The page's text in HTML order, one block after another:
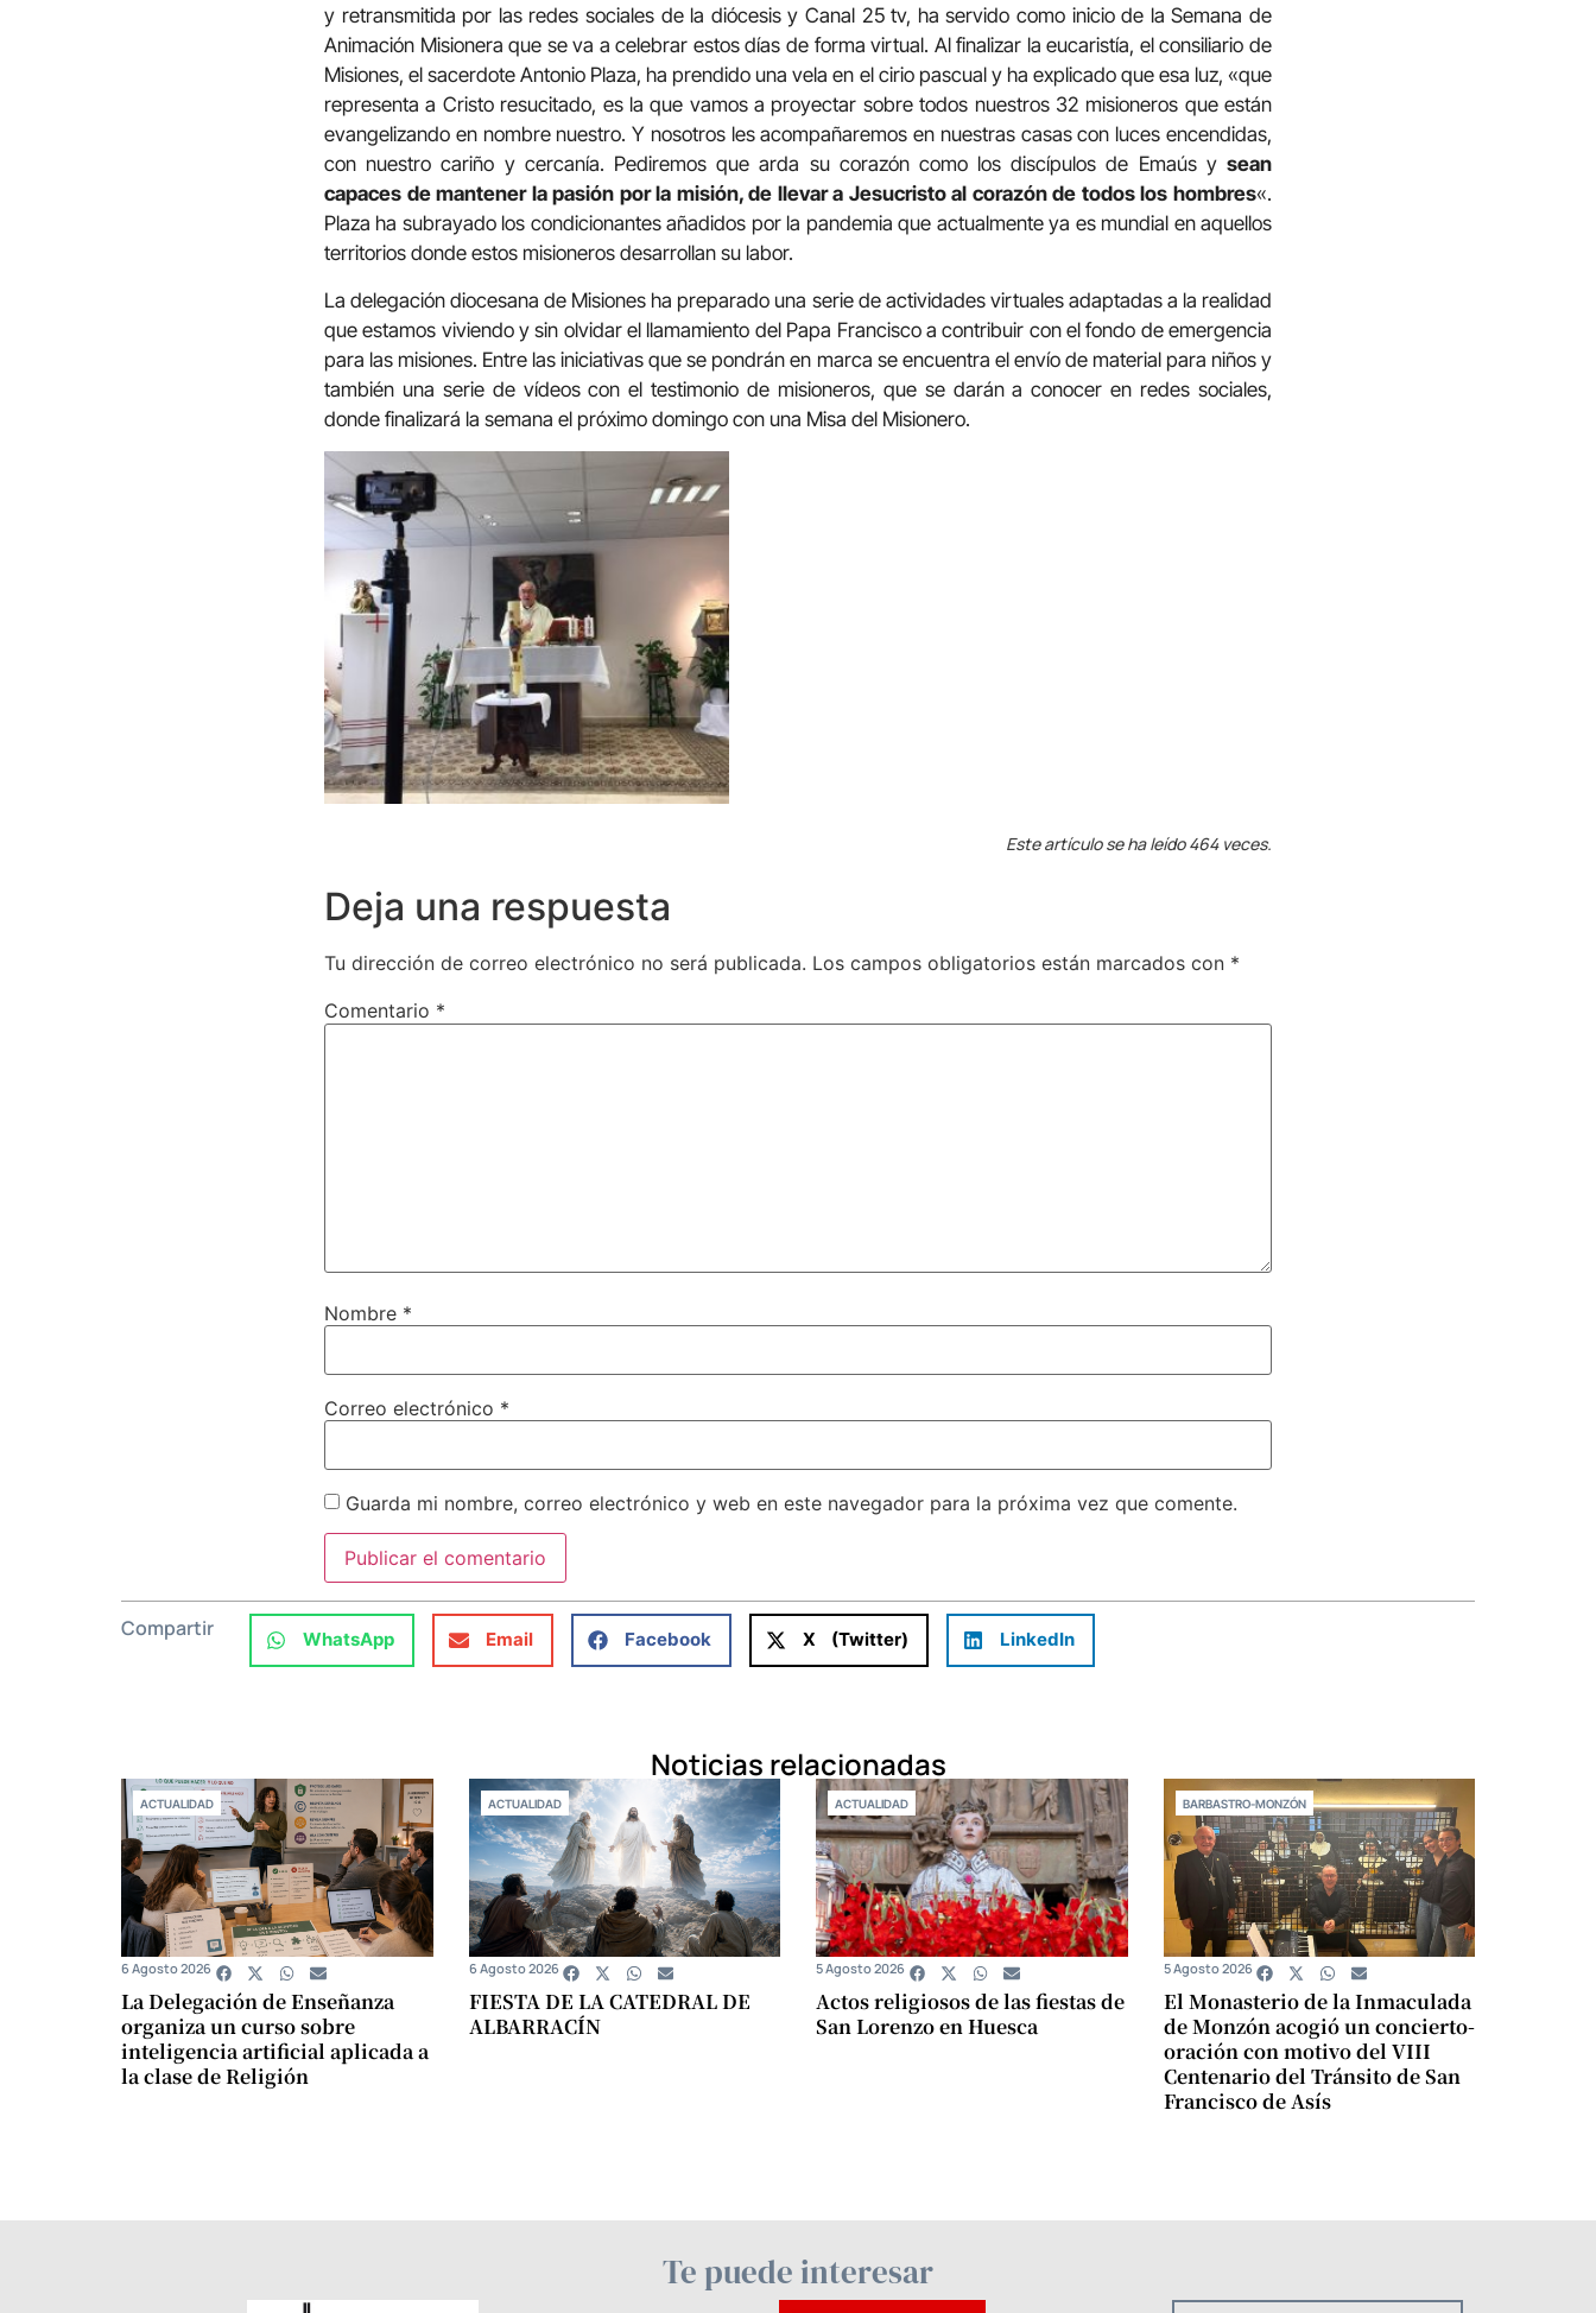
y retransmitida por las redes sociales de la diócesis y Canal 25 tv, ha servido como inicio de la Semana de
Animación Misionera que se va a celebrar estos días de forma virtual. Al finalizar la eucaristía, el consiliario de
Misiones, el sacerdote Antonio Plaza, ha prendido una vela en el cirio pascual y ha explicado que esa luz, «que
representa a Cristo resucitado, es la que vamos a proyectar sobre todos nuestros 32 misioneros que están
evangelizando en nombre nuestro. Y nosotros les acompañaremos en nuestras casas con luces encendidas,
con nuestro cariño y cercanía. Pediremos que arda su corazón como los discípulos de Emaús y sean
capaces de mantener la pasión por la misión, de llevar a Jesucristo al corazón de todos los hombres«.
Plaza ha subrayado los condicionantes añadidos por la pandemia que actualmente ya es mundial en aquellos
territorios donde estos misioneros desarrollan su labor.
La delegación diocesana de Misiones ha preparado una serie de actividades virtuales adaptadas a la realidad
que estamos viviendo y sin olvidar el llamamiento del Papa Francisco a contribuir con el fondo de emergencia
para las misiones. Entre las iniciativas que se pondrán en marca se encuentra el envío de material para niños y
también una serie de vídeos con el testimonio de misioneros, que se darán a conocer en redes sociales,
donde finalizará la semana el próximo domingo con una Misa del Misionero.
Este artículo se ha leído 464 veces.
Deja una respuesta
Tu dirección de correo electrónico no será publicada. Los campos obligatorios están marcados con *
Comentario *
Nombre *
Correo electrónico *
Guarda mi nombre, correo electrónico y web en este navegador para la próxima vez que comente.
Compartir WhatsApp Email Facebook X (Twitter) LinkedIn
Noticias relacionadas
ACTUALIDAD
La Delegación de Enseñanza
organiza un curso sobre
inteligencia artificial aplicada a
la clase de Religión
6 Agosto 2026
ACTUALIDAD
FIESTA DE LA CATEDRAL DE
ALBARRACÍN
6 Agosto 2026
ACTUALIDAD
Actos religiosos de las fiestas de
San Lorenzo en Huesca
5 Agosto 2026
BARBASTRO-MONZÓN
El Monasterio de la Inmaculada
de Monzón acogió un concierto-
oración con motivo del VIII
Centenario del Tránsito de San
Francisco de Asís
5 Agosto 2026
Te puede interesar